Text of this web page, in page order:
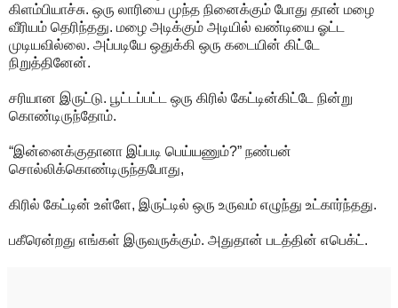
கிளம்பியாச்சு. ஒரு லாரியை முந்த நினைக்கும் போது தான் மழை
வீரியம் தெரிந்தது. மழை அடிக்கும் அடியில் வண்டியை ஓட்ட
முடியவில்லை. அப்படியே ஒதுக்கி ஒரு கடையின் கிட்டே
நிறுத்தினேன்.
சரியான இருட்டு. பூட்டப்பட்ட ஒரு கிரில் கேட்டின்கிட்டே நின்று
கொண்டிருந்தோம்.
“இன்னைக்குதானா இப்படி பெய்யணும்?” நண்பன்
சொல்லிக்கொண்டிருந்தபோது,
கிரில் கேட்டின் உள்ளே, இருட்டில் ஒரு உருவம் எழுந்து உட்கார்ந்தது.
பகீரென்றது எங்கள் இருவருக்கும். அதுதான் படத்தின் எபெக்ட்.